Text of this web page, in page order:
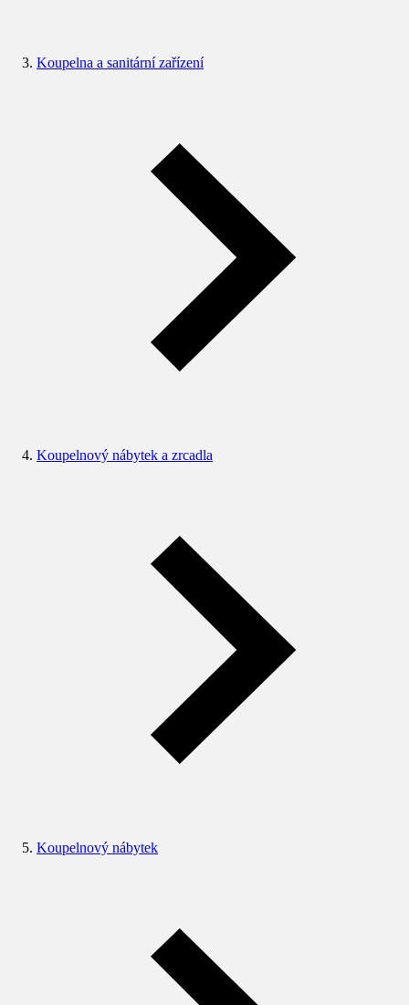
Koupelna a sanitární zařízení
Koupelnový nábytek a zrcadla
Koupelnový nábytek